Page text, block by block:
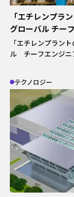
「エチレンプラ
グローバル チー
「エチレンプラン
ル チーフエンジニ
テクノロジー